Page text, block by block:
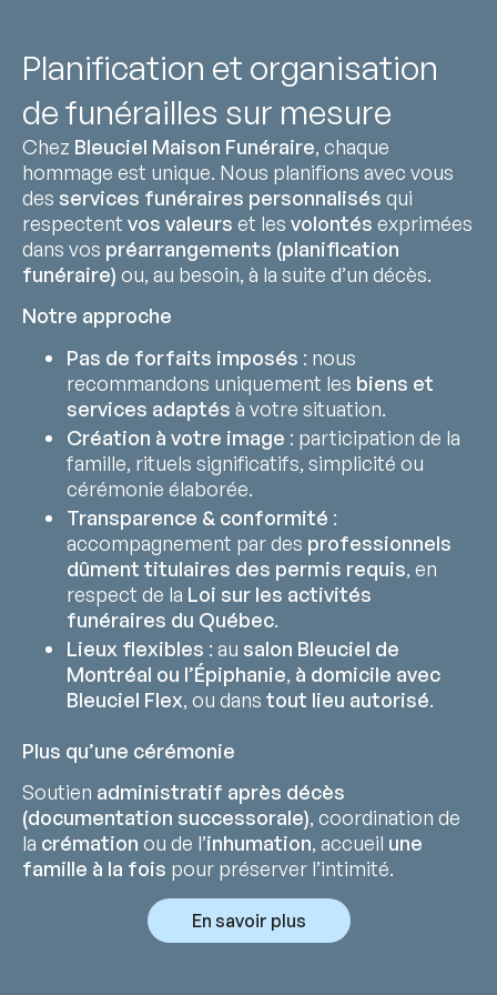
Planification et organisation
de funérailles sur mesure
Chez Bleuciel Maison Funéraire, chaque
hommage est unique. Nous planifions avec vous
des services funéraires personnalisés qui
respectent vos valeurs et les volontés exprimées
dans vos préarrangements (planification
funéraire) ou, au besoin, à la suite d’un décès.
Notre approche
Pas de forfaits imposés : nous
recommandons uniquement les biens et
services adaptés à votre situation.
Création à votre image : participation de la
famille, rituels significatifs, simplicité ou
cérémonie élaborée.
Transparence & conformité :
accompagnement par des professionnels
dûment titulaires des permis requis, en
respect de la Loi sur les activités
funéraires du Québec.
Lieux flexibles : au salon Bleuciel de
Montréal ou l’Épiphanie, à domicile avec
Bleuciel Flex, ou dans tout lieu autorisé.
Plus qu’une cérémonie
Soutien administratif après décès
(documentation successorale), coordination de
la crémation ou de l’inhumation, accueil une
famille à la fois pour préserver l’intimité.
En savoir plus